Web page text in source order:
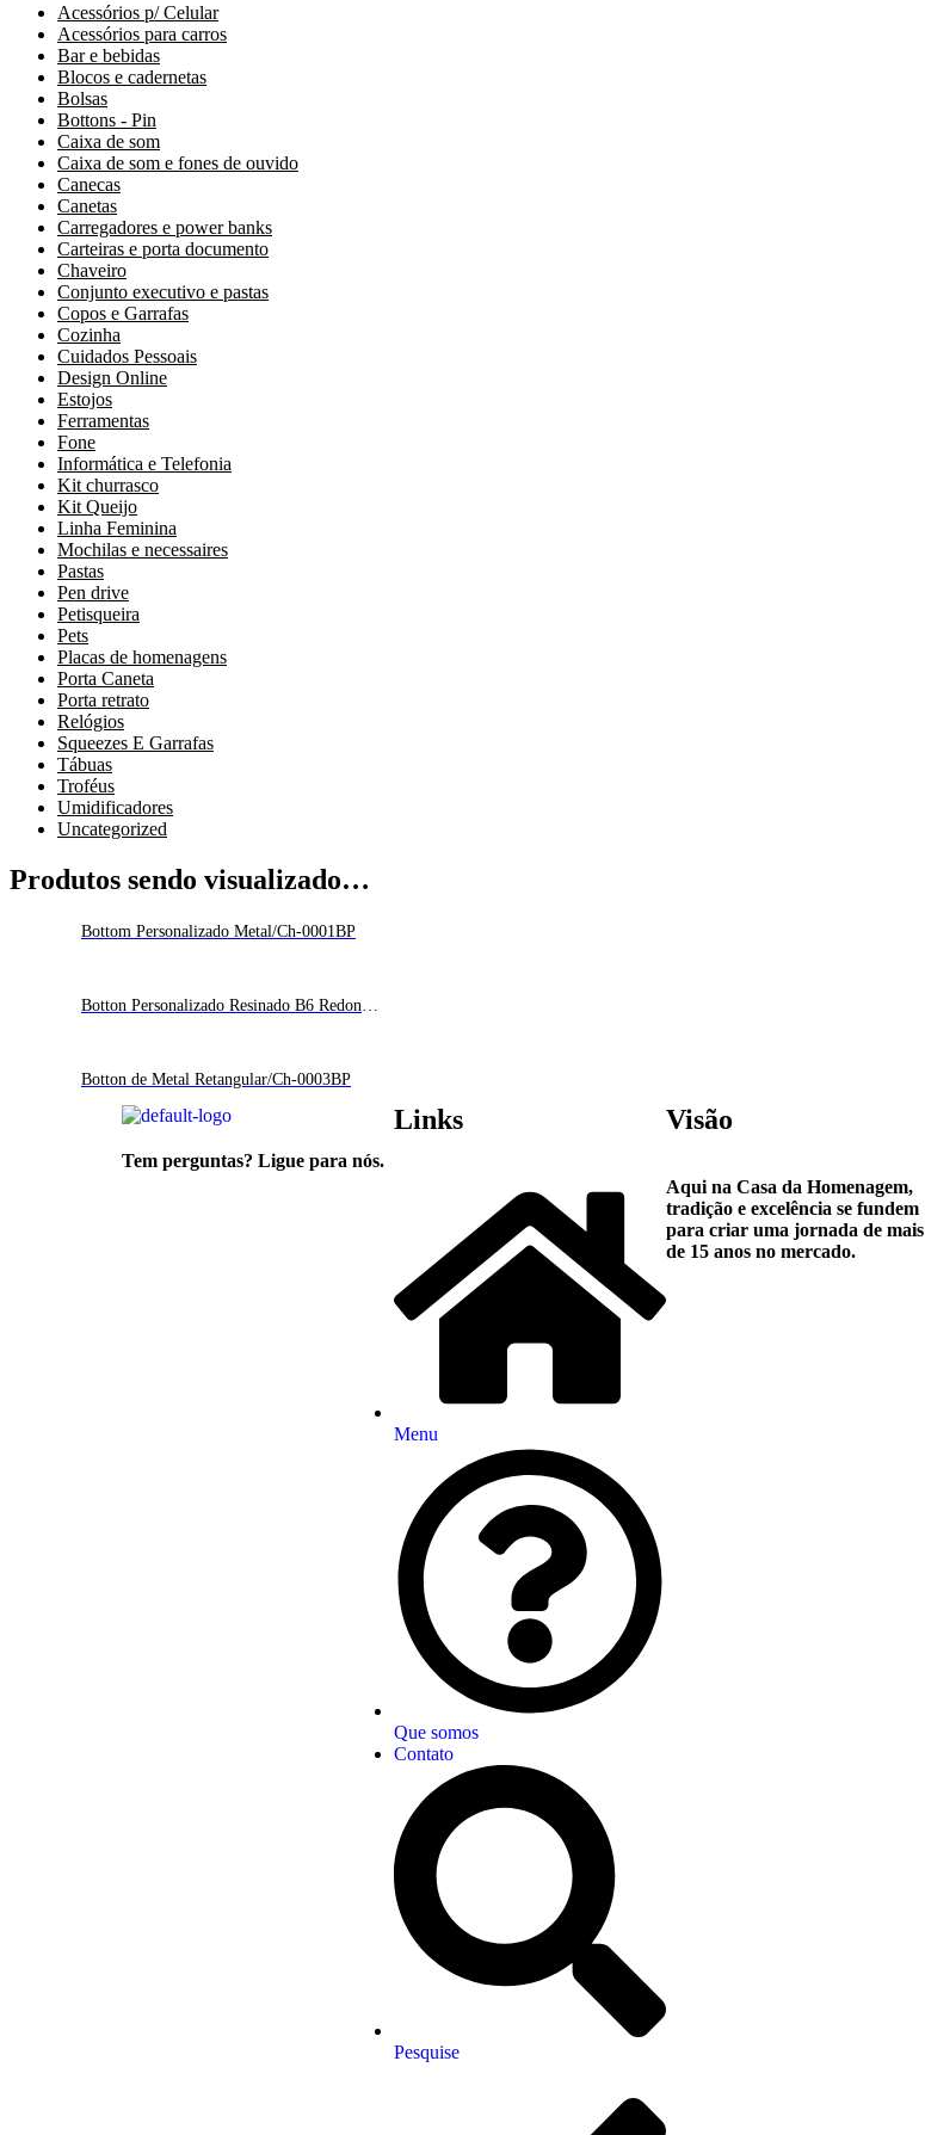
Acessórios p/ Celular
Acessórios para carros
Bar e bebidas
Blocos e cadernetas
Bolsas
Bottons - Pin
Caixa de som
Caixa de som e fones de ouvido
Canecas
Canetas
Carregadores e power banks
Carteiras e porta documento
Chaveiro
Conjunto executivo e pastas
Copos e Garrafas
Cozinha
Cuidados Pessoais
Design Online
Estojos
Ferramentas
Fone
Informática e Telefonia
Kit churrasco
Kit Queijo
Linha Feminina
Mochilas e necessaires
Pastas
Pen drive
Petisqueira
Pets
Placas de homenagens
Porta Caneta
Porta retrato
Relógios
Squeezes E Garrafas
Tábuas
Troféus
Umidificadores
Uncategorized
Produtos sendo visualizado…
Bottom Personalizado Metal/Ch-0001BP
Botton Personalizado Resinado B6 Redondo
Botton de Metal Retangular/Ch-0003BP
Tem perguntas? Ligue para nós.
Links
Menu
Que somos
Contato
Pesquise
Visão
Aqui na Casa da Homenagem,
tradição e excelência se fundem
para criar uma jornada de mais
de 15 anos no mercado.